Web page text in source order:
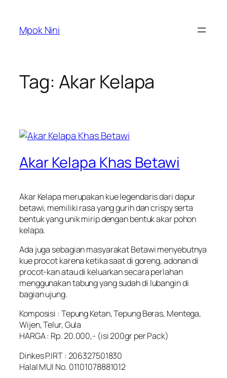
content
Mpok Nini
Tag: Akar Kelapa
Akar Kelapa Khas Betawi
Akar Kelapa merupakan kue legendaris dari dapur
betawi, memiliki rasa yang gurih dan crispy serta
bentuk yang unik mirip dengan bentuk akar pohon
kelapa.
Ada juga sebagian masyarakat Betawi menyebutnya
kue procot karena ketika saat di goreng, adonan di
procot-kan atau di keluarkan secara perlahan
menggunakan tabung yang sudah di lubangin di
bagian ujung.
Komposisi : Tepung Ketan, Tepung Beras, Mentega,
Wijen, Telur, Gula
HARGA : Rp. 20.000,- (isi 200gr per Pack)
Dinkes P.IRT : 206327501830
Halal MUI No. 01101078881012